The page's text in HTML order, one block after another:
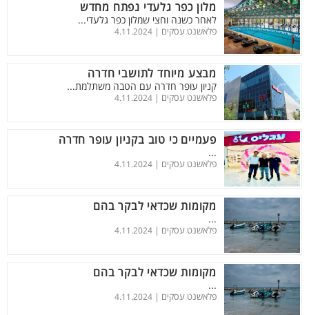
מלון כפר גלעדי נפתח מחדש
לאחר כשנה וחצי שמלון כפר גלעדי...
פלאשנט עסקים | 4.11.2024
מבצע מיוחד לתושבי חדרה
קניון עופר חדרה עם הטבה משתלמת...
פלאשנט עסקים | 4.11.2024
פעמיים כי טוב בקניון עופר חדרה
...
פלאשנט עסקים | 4.11.2024
מקומות שכדאי לבקר בהם
...
פלאשנט עסקים | 4.11.2024
מקומות שכדאי לבקר בהם
...
פלאשנט עסקים | 4.11.2024